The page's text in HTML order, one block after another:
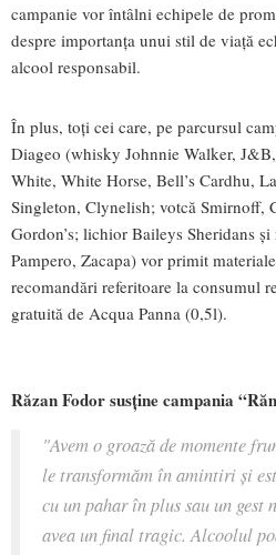
campanie vor întâlni echipele de
despre importanţa unui stil de viaţă
alcool responsabil.
În plus, toţi cei care, pe parcursul
Diageo (whisky Johnnie Walker,
White, White Horse, Bell’s Cardhu,
Singleton, Clynelish; votcă Smirnoff,
Gordon’s; lichior Baileys Sheridans
Pampero, Zacapa) vor primit
recomandări referitoare la consumul
gratuită de Acqua Panna (0,5l).
Răzan Fodor susţine campania
"Avem o groază de momente
le transformăm în amintiri şi
cu un pahar în plus sau un gest
avea un final tragic. Alcoolul